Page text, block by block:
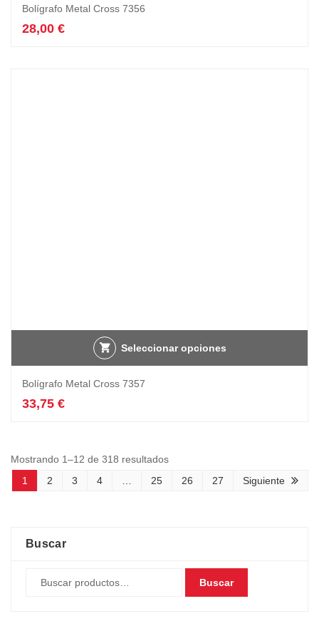
Bolígrafo Metal Cross 7356
28,00 €
Seleccionar opciones
Bolígrafo Metal Cross 7357
33,75 €
Mostrando 1–12 de 318 resultados
1
2 3 4 25 26 27 Siguiente
Buscar
Buscar